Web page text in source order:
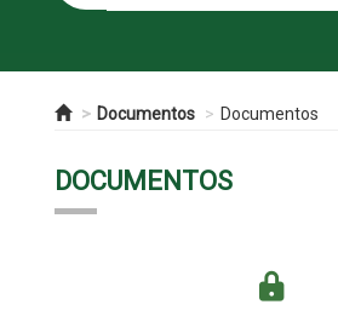
Documentos Documentos
DOCUMENTOS